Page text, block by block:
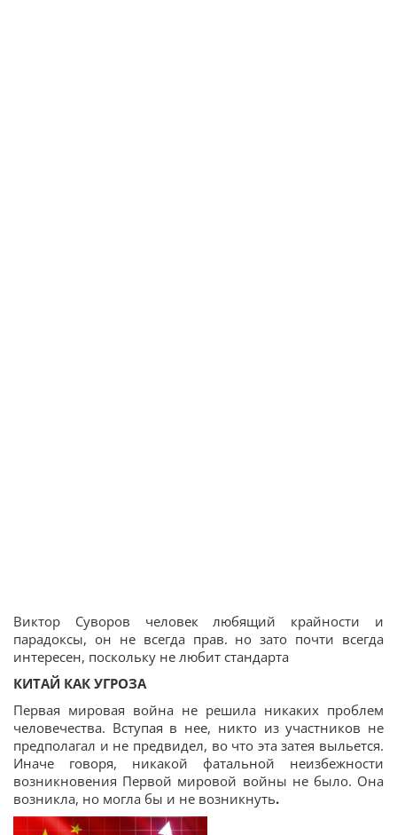
Виктор Суворов человек любящий крайности и
парадоксы, он не всегда прав. но зато почти всегда
интересен, поскольку не любит стандарта
КИТАЙ КАК УГРОЗА
Первая мировая война не решила никаких проблем
человечества. Вступая в нее, никто из участников не
предполагал и не предвидел, во что эта затея выльется.
Иначе говоря, никакой фатальной неизбежности
возникновения Первой мировой войны не было. Она
возникла, но могла бы и не возникнуть.